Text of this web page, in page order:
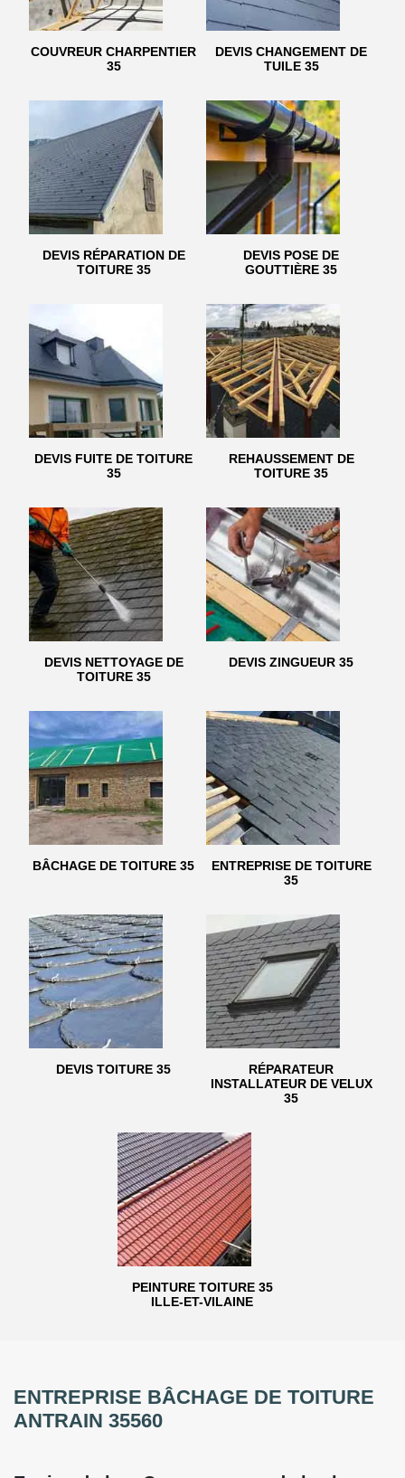
COUVREUR CHARPENTIER
35
DEVIS CHANGEMENT DE
TUILE 35
DEVIS RÉPARATION DE
TOITURE 35
DEVIS POSE DE
GOUTTIÈRE 35
DEVIS FUITE DE TOITURE
35
REHAUSSEMENT DE
TOITURE 35
DEVIS NETTOYAGE DE
TOITURE 35
DEVIS ZINGUEUR 35
BÂCHAGE DE TOITURE 35
ENTREPRISE DE TOITURE
35
DEVIS TOITURE 35
RÉPARATEUR
INSTALLATEUR DE VELUX
35
PEINTURE TOITURE 35
ILLE-ET-VILAINE
ENTREPRISE BÂCHAGE DE TOITURE
ANTRAIN 35560